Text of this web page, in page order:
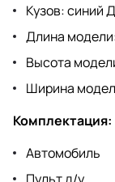
Кузов: синий
Длина
Высота
Ширина
Комплектация:
Автомобиль